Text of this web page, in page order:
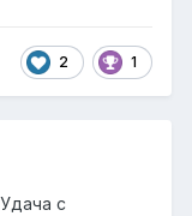
2 1
с